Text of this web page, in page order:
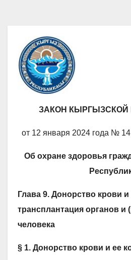
ЗАКОН КЫРГЫЗСКОЙ
от 12 января 2024 года № 14
Об охране здоровья
Глава 9. Донорство крови
трансплантация органов и
человека
§ 1. Донорство крови и ее